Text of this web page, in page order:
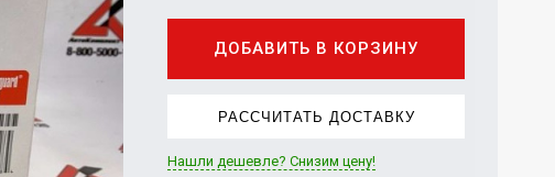
ДОБАВИТЬ В КОРЗИНУ
РАССЧИТАТЬ ДОСТАВКУ
Нашли дешевле? Снизим цену!